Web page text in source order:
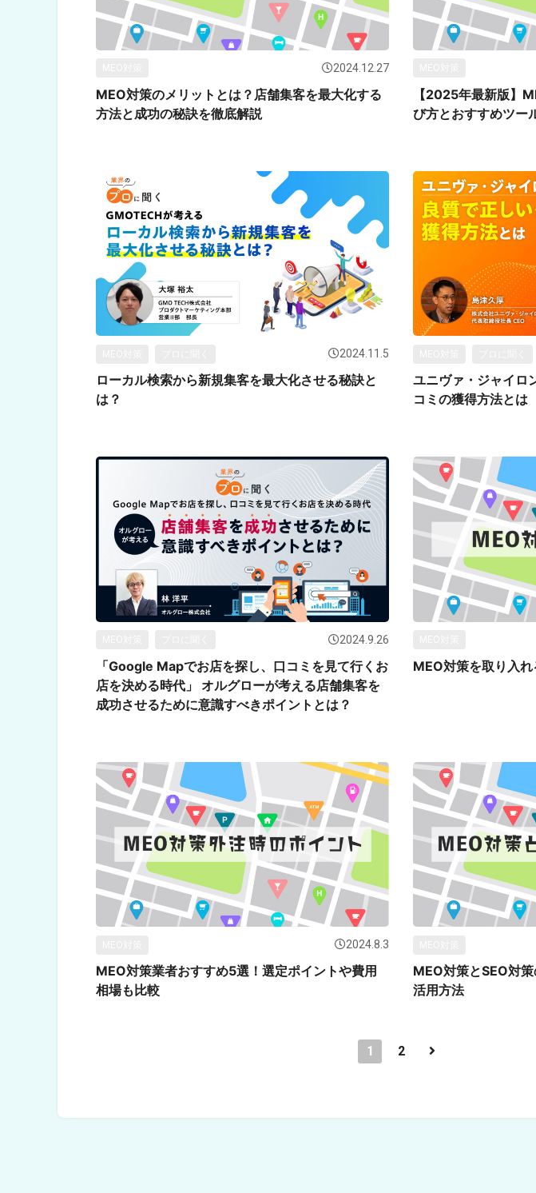
2024.12.27
MEO対策のメリットとは？店舗集客を最大化する
方法と成功の秘訣を徹底解説
【2025年最新版】
び方とおすすめツー
2024.11.5
ローカル検索から新規集客を最大化させる秘訣と
は？
ユニヴァ・ジャイロ
コミの獲得方法とは
2024.9.26
「Google Mapでお店を探し、口コミを見て行くお
店を決める時代」 オルグローが考える店舗集客を
成功させるために意識すべきポイントとは？
MEO対策を取り入
2024.8.3
MEO対策業者おすすめ5選！選定ポイントや費用
相場も比較
MEO対策とSEO対策
活用方法
1 2